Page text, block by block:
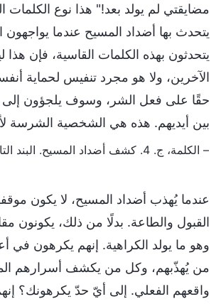
مضايقتي لم يولد بعد!" هذا نوع الكلمات
يتحدث بها أضداد المسيح عندما يواجهون
يتحدثون بهذه الكلمات القاسية، فإن هذا
الآخرين، ولا هو مجرد تنفيس لحماية
حقًا على فعل الشر، وسوف يلجؤون إلى
بين أيديهم. هذه هي الشخصية الشرسة
– الكلمة، ج. 4. كشف أضداد المسيح. البند التاسع (الجزء الثامن)
عندما يُهذب أضداد المسيح، لا يكون
القبول والطاعة. بدلًا من ذلك، يكونون
وهو ما يولد الكراهية. إنهم يكرهون في
من يُهذّبهم، وكل من يكشف أسرارهم
واقعهم الفعلي. إلى أيّ حدّ يكرهونك؟